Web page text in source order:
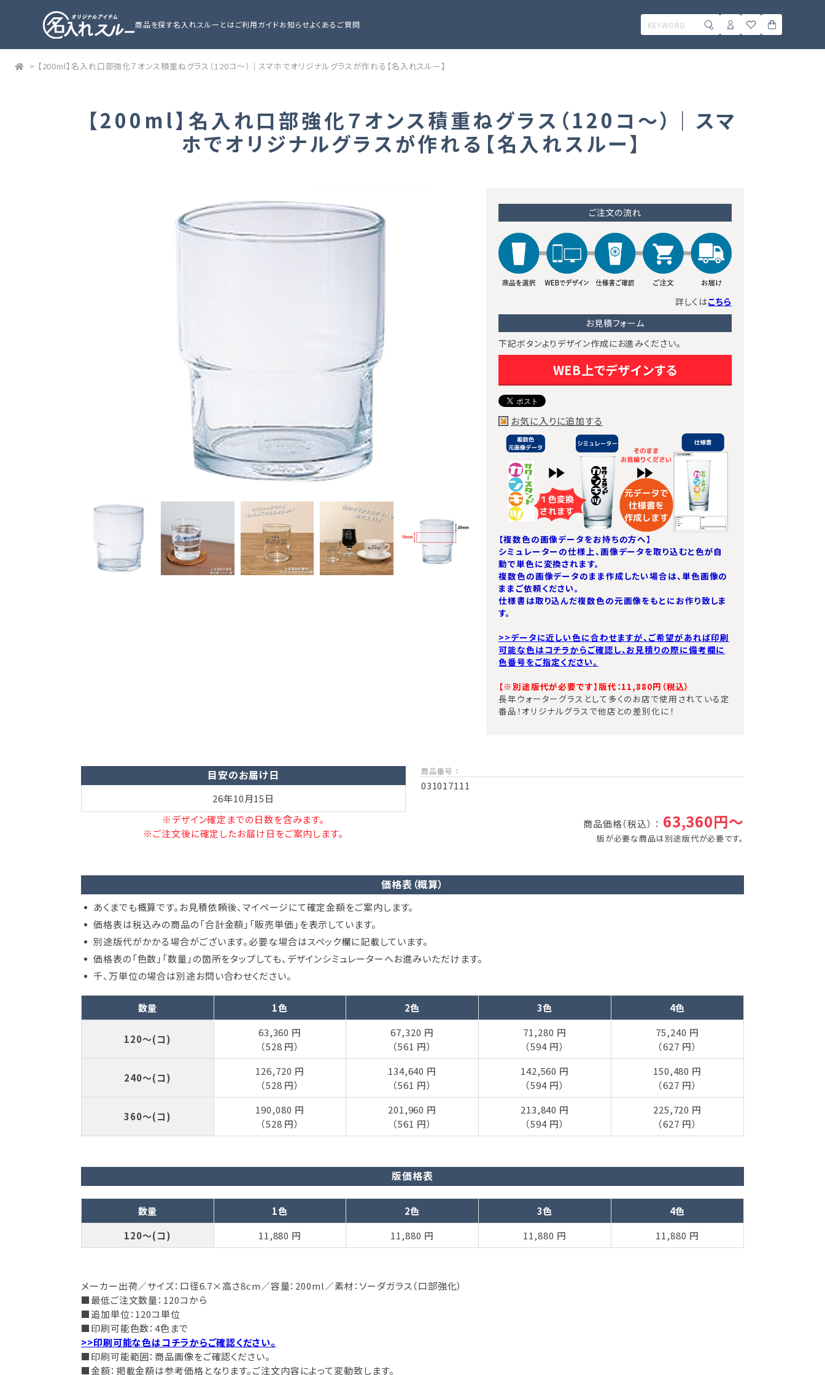
商品を探す名入れスルーとはご利用ガイドお知らせよくあるご質問
> 【200ml】名入れ口部強化７オンス積重ねグラス（120コ～）｜スマホでオリジナルグラスが作れる【名入れスルー】
【200ml】名入れ口部強化７オンス積重ねグラス（120コ～）｜スマ
ホでオリジナルグラスが作れる【名入れスルー】
ご注文の流れ
詳しくはこちら
お見積フォーム
下記ボタンよりデザイン作成にお進みください。
WEB上でデザインする
お気に入りに追加する
【複数色の画像データをお持ちの方へ】
シミュレーターの仕様上、画像データを取り込むと色が自
動で単色に変換されます。
複数色の画像データのまま作成したい場合は、単色画像の
ままご依頼ください。
仕様書は取り込んだ複数色の元画像をもとにお作り致しま
す。
>>データに近しい色に合わせますが、ご希望があれば印刷
可能な色はコチラからご確認し、お見積りの際に備考欄に
色番号をご指定ください。
【※別途版代が必要です】版代：11,880円（税込）​
長年ウォーターグラスとして多くのお店で使用されている定
番品！オリジナルグラスで他店との差別化に！
目安のお届け日
26年10月15日
※デザイン確定までの日数を含みます。
※ご注文後に確定したお届け日をご案内します。
商品番号 ：
031017111
商品価格（税込） ： 63,360円～
版が必要な商品は別途版代が必要です。
価格表（概算）
あくまでも概算です。お見積依頼後、マイページにて確定金額をご案内します。
価格表は税込みの商品の「合計金額」「販売単価」を表示しています。
別途版代がかかる場合がございます。必要な場合はスペック欄に記載しています。
価格表の「色数」「数量」の箇所をタップしても、デザインシミュレーターへお進みいただけます。
千、万単位の場合は別途お問い合わせください。
数量 1色 2色 3色 4色
120～(コ)
63,360 円
（528 円）
67,320 円
（561 円）
71,280 円
（594 円）
75,240 円
（627 円）
240～(コ)
126,720 円
（528 円）
134,640 円
（561 円）
142,560 円
（594 円）
150,480 円
（627 円）
360～(コ)
190,080 円
（528 円）
201,960 円
（561 円）
213,840 円
（594 円）
225,720 円
（627 円）
版価格表
数量 1色 2色 3色
4色
120～(コ)
11,880 円 11,880 円 11,880 円 11,880 円
メーカー出荷／サイズ：口径6.7×高さ8cm／容量：200ml／素材：ソーダガラス（口部強化）
■最低ご注文数量：120コから
■追加単位：120コ単位
■印刷可能色数：4色まで
>>印刷可能な色はコチラからご確認ください。
■印刷可能範囲：商品画像をご確認ください。
■金額：掲載金額は参考価格となります。ご注文内容によって変動致します。